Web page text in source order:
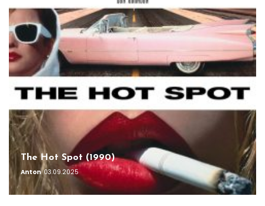
The Hot Spot (1990)
Anton 03.09.2025